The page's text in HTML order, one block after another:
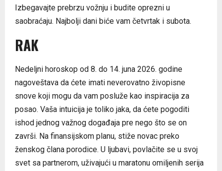
Izbegavajte prebrzu vožnju i budite oprezni u
saobraćaju. Najbolji dani biće vam četvrtak i subota.
RAK
Nedeljni horoskop od 8. do 14. juna 2026. godine
nagoveštava da ćete imati neverovatno živopisne
snove koji mogu da vam posluže kao inspiracija za
posao. Vaša intuicija je toliko jaka, da ćete pogoditi
ishod jednog važnog događaja pre nego što se on
završi. Na finansijskom planu, stiže novac preko
ženskog člana porodice. U ljubavi, povlačite se u svoj
svet sa partnerom, uživajući u maratonu omiljenih serija